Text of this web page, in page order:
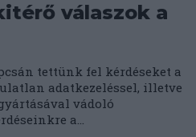
válaszok a
tettünk fel kérdéseket a
adatkezeléssel, illetve
vádoló
a...